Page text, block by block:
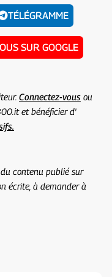
TÉLÉGRAMME
SUR GOOGLE
Connectez-vousou
et bénéficier d'
contenu publié sur
écrite, à demander à